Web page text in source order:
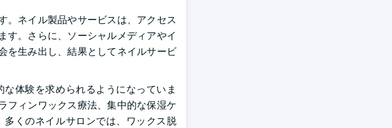
。ネイル製品やサービスは、アクセス
す。さらに、ソーシャルメディアやイ
を生み出し、結果としてネイルサービ
体験を求められるようになっていま
フィンワックス療法、集中的な保湿ケ
くのネイルサロンでは、ワックス脱